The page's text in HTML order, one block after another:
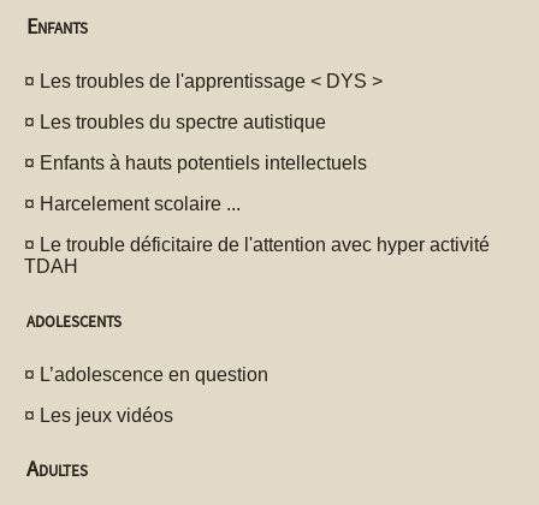
Enfants
¤ Les troubles de l'apprentissage < DYS >
¤ Les troubles du spectre autistique
¤ Enfants à hauts potentiels intellectuels
¤ Harcelement scolaire ...
¤ Le trouble déficitaire de l'attention avec hyper activité
TDAH
adolescents
¤ L’adolescence en question
¤ Les jeux vidéos
Adultes